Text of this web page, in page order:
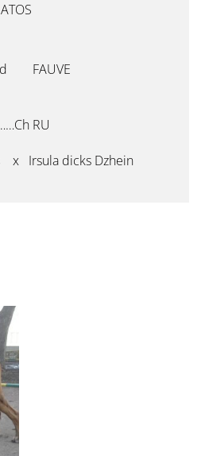
FAUVE
RU
x Irsula dicks Dzhein